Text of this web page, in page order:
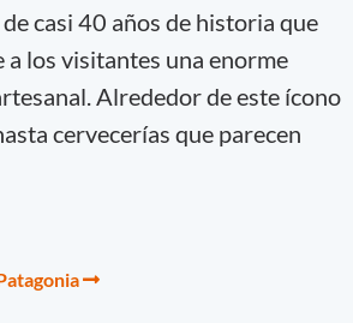
casi 40 años de historia que
a los visitantes una enorme
Alrededor de este ícono
cervecerías que parecen